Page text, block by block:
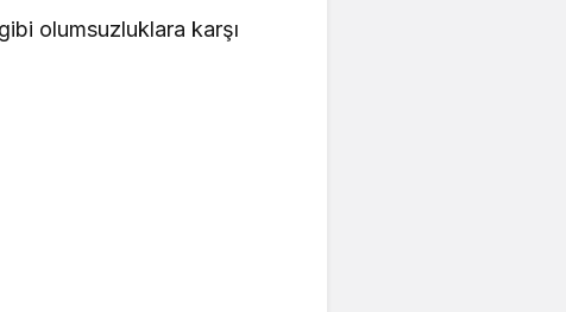
olumsuzluklara karşı